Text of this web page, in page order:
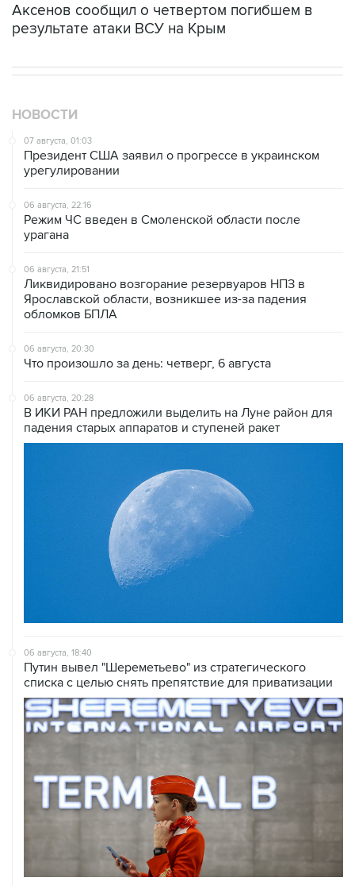
Аксенов сообщил о четвертом погибшем в
результате атаки ВСУ на Крым
НОВОСТИ
07 августа, 01:03
Президент США заявил о прогрессе в украинском
урегулировании
06 августа, 22:16
Режим ЧС введен в Смоленской области после
урагана
06 августа, 21:51
Ликвидировано возгорание резервуаров НПЗ в
Ярославской области, возникшее из-за падения
обломков БПЛА
06 августа, 20:30
Что произошло за день: четверг, 6 августа
06 августа, 20:28
В ИКИ РАН предложили выделить на Луне район для
падения старых аппаратов и ступеней ракет
06 августа, 18:40
Путин вывел "Шереметьево" из стратегического
списка с целью снять препятствие для приватизации